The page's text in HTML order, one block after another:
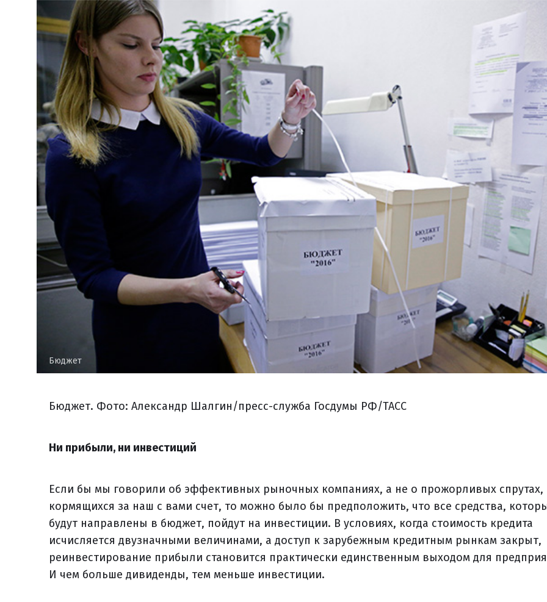
Бюджет
Бюджет. Фото: Александр Шалгин/пресс-служба Госдумы РФ/ТАСС
Ни прибыли, ни инвестиций
Если бы мы говорили об эффективных рыночных компаниях, а не о прожорливых спрутах,
кормящихся за наш с вами счет, то можно было бы предположить, что все средства,
будут направлены в бюджет, пойдут на инвестиции. В условиях, когда стоимость кредита
исчисляется двузначными величинами, а доступ к зарубежным кредитным рынкам закрыт,
реинвестирование прибыли становится практически единственным выходом для
И чем больше дивиденды, тем меньше инвестиции.